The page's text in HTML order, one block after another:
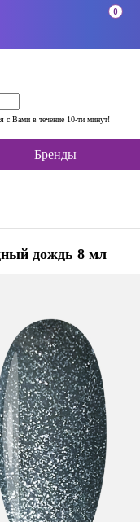
с Вами в течение 10-ти минут!
0
Бренды
дождь 8 мл